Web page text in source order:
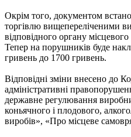
Окрім того, документом
торгівлю вищепереліченими
відповідного органу
Тепер на порушників буде
гривень до 1700 гривень.
Відповідні зміни внесено до
адміністративні
державне регулювання
коньячного і плодового,
виробів», «Про місцеве